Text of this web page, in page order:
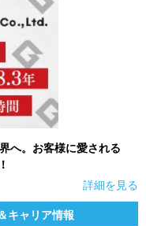
へ。お客様に愛される
詳細を見る
キャリア情報